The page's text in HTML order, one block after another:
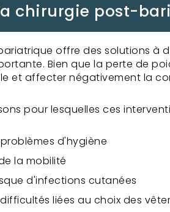
chirurgie post-
offre des solutions à
Bien que la perte de
et affecter négativement la
pour lesquelles ces
d'hygiène
la mobilité
d'infections cutanées
liées au choix des